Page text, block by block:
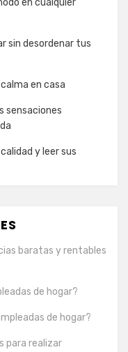
en cualquier
sin desordenar tus
en casa
sensaciones
y leer sus
baratas y rentables
de hogar?
de hogar?
para realizar